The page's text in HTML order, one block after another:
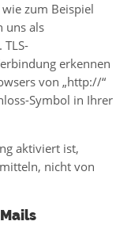
zum Beispiel
uns als
TLS-
erkennen
von „http://“
Symbol in Ihrer
aktiviert ist,
nicht von